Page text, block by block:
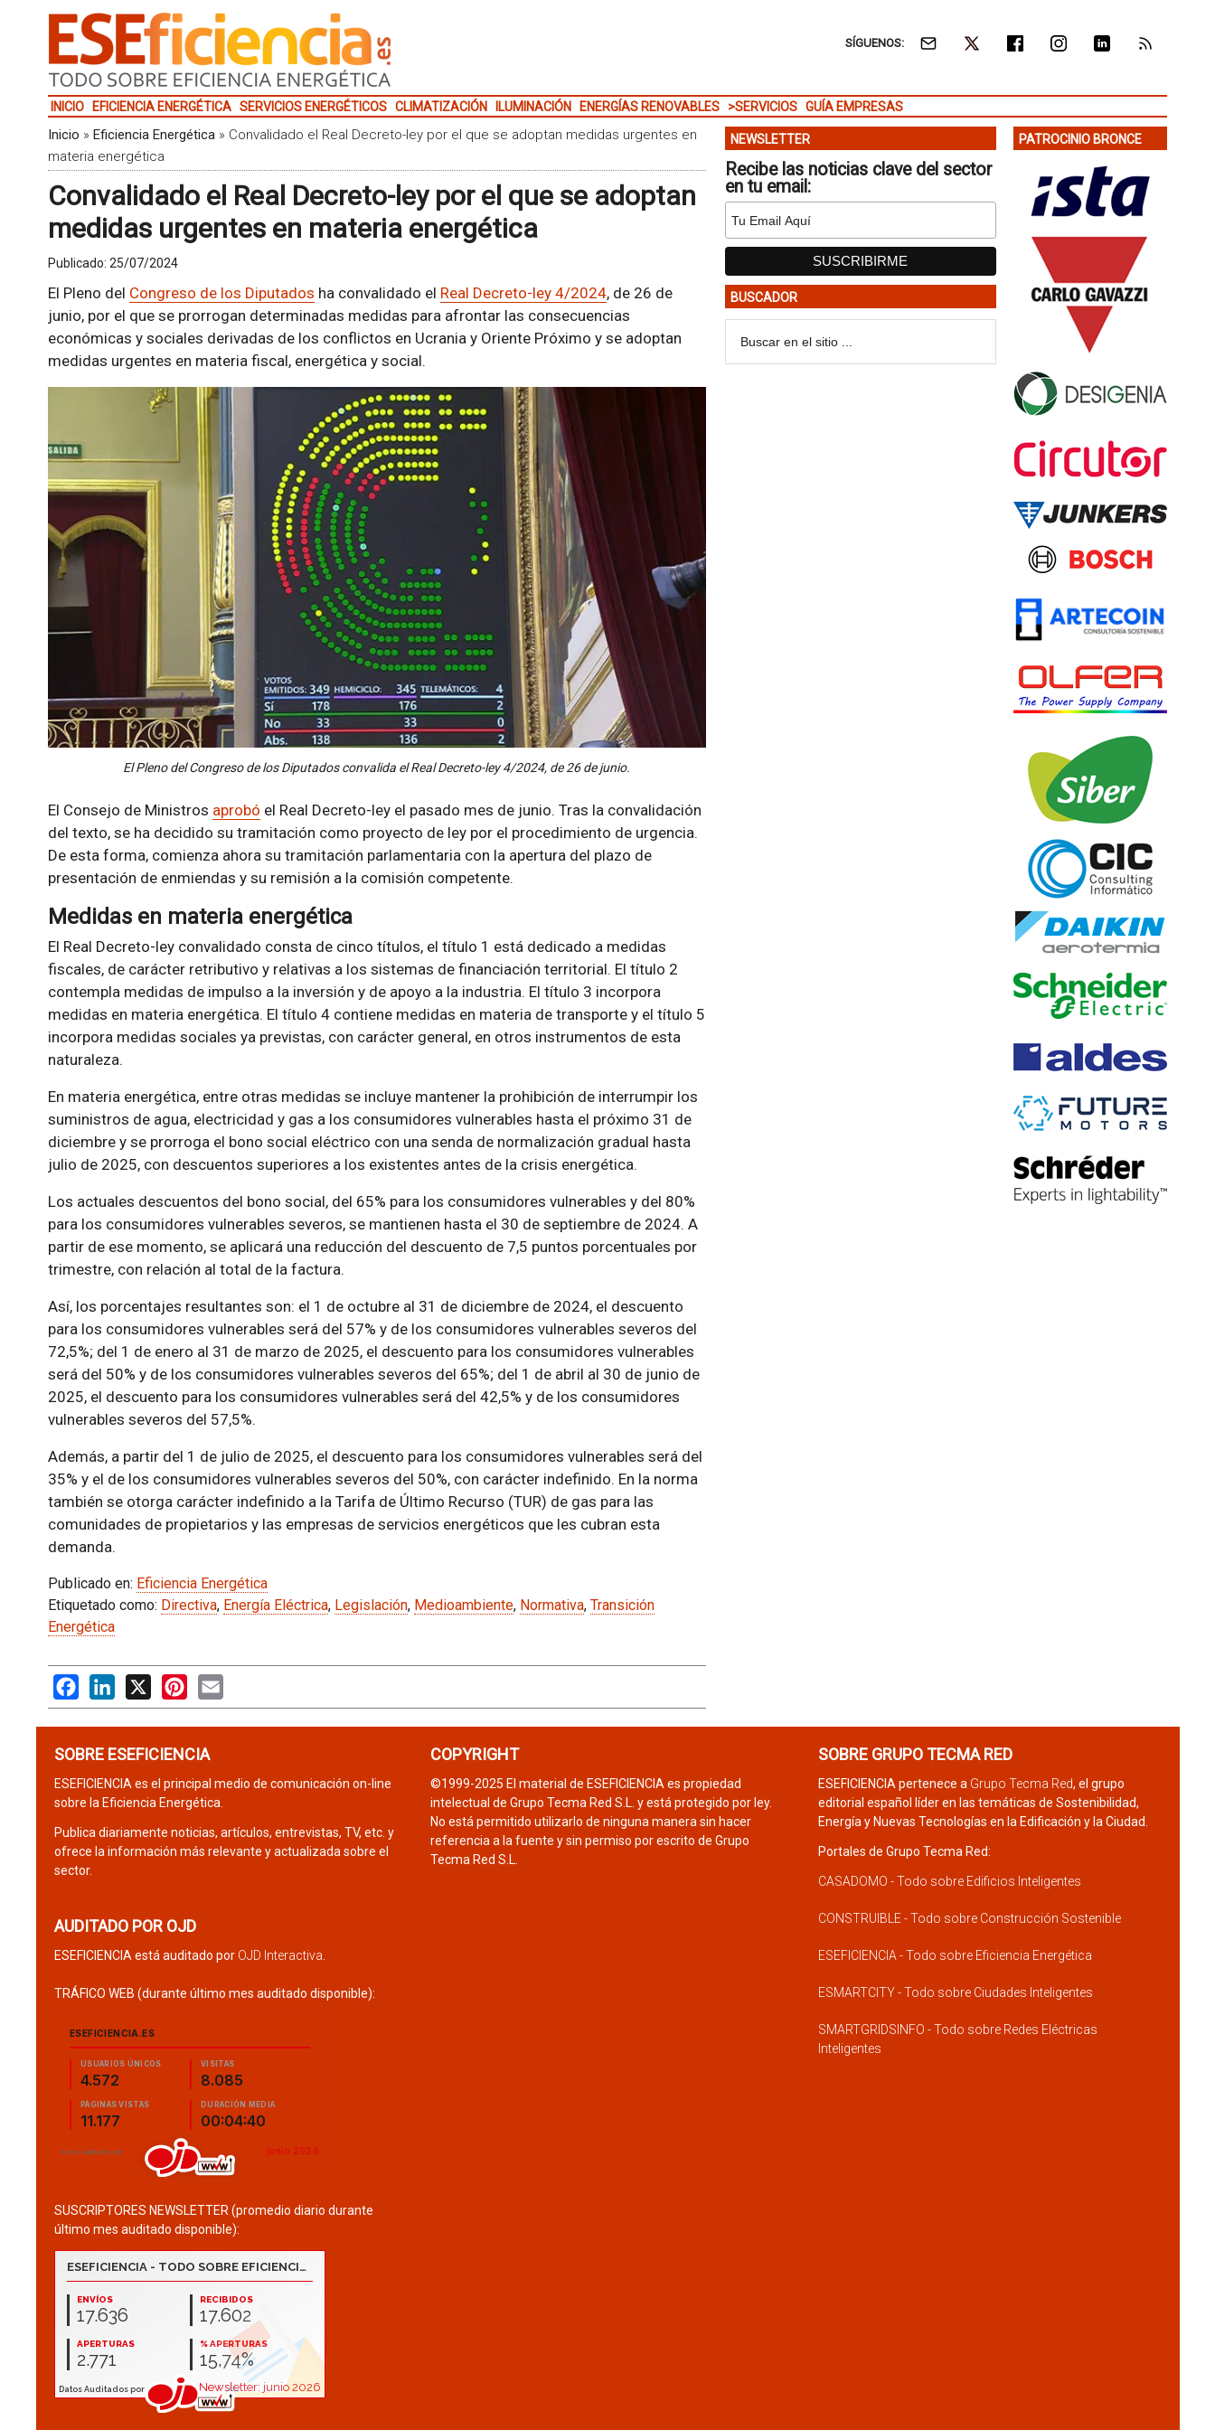
SÍGUENOS:
INICIO EFICIENCIA ENERGÉTICA SERVICIOS ENERGÉTICOS CLIMATIZACIÓN ILUMINACIÓN ENERGÍAS RENOVABLES >SERVICIOS GUÍA EMPRESAS
Inicio » Eficiencia Energética» Convalidado el Real Decreto-ley por el que se adoptan medidas urgentes en
materia energética
Convalidado el Real Decreto-ley por el que se adoptan
medidas urgentes en materia energética
Publicado: 25/07/2024
El Pleno del Congreso de los Diputados ha convalidado el Real Decreto-ley 4/2024, de 26 de
junio, por el que se prorrogan determinadas medidas para afrontar las consecuencias
económicas y sociales derivadas de los conflictos en Ucrania y Oriente Próximo y se adoptan
medidas urgentes en materia fiscal, energética y social.
El Pleno del Congreso de los Diputados convalida el Real Decreto-ley 4/2024, de 26 de junio.
El Consejo de Ministros aprobó el Real Decreto-ley el pasado mes de junio. Tras la convalidación
del texto, se ha decidido su tramitación como proyecto de ley por el procedimiento de urgencia.
De esta forma, comienza ahora su tramitación parlamentaria con la apertura del plazo de
presentación de enmiendas y su remisión a la comisión competente.
Medidas en materia energética
El Real Decreto-ley convalidado consta de cinco títulos, el título 1 está dedicado a medidas
fiscales, de carácter retributivo y relativas a los sistemas de financiación territorial. El título 2
contempla medidas de impulso a la inversión y de apoyo a la industria. El título 3 incorpora
medidas en materia energética. El título 4 contiene medidas en materia de transporte y el título 5
incorpora medidas sociales ya previstas, con carácter general, en otros instrumentos de esta
naturaleza.
En materia energética, entre otras medidas se incluye mantener la prohibición de interrumpir los
suministros de agua, electricidad y gas a los consumidores vulnerables hasta el próximo 31 de
diciembre y se prorroga el bono social eléctrico con una senda de normalización gradual hasta
julio de 2025, con descuentos superiores a los existentes antes de la crisis energética.
Los actuales descuentos del bono social, del 65% para los consumidores vulnerables y del 80%
para los consumidores vulnerables severos, se mantienen hasta el 30 de septiembre de 2024. A
partir de ese momento, se aplicará una reducción del descuento de 7,5 puntos porcentuales por
trimestre, con relación al total de la factura.
Así, los porcentajes resultantes son: el 1 de octubre al 31 de diciembre de 2024, el descuento
para los consumidores vulnerables será del 57% y de los consumidores vulnerables severos del
72,5%; del 1 de enero al 31 de marzo de 2025, el descuento para los consumidores vulnerables
será del 50% y de los consumidores vulnerables severos del 65%; del 1 de abril al 30 de junio de
2025, el descuento para los consumidores vulnerables será del 42,5% y de los consumidores
vulnerables severos del 57,5%.
Además, a partir del 1 de julio de 2025, el descuento para los consumidores vulnerables será del
35% y el de los consumidores vulnerables severos del 50%, con carácter indefinido. En la norma
también se otorga carácter indefinido a la Tarifa de Último Recurso (TUR) de gas para las
comunidades de propietarios y las empresas de servicios energéticos que les cubran esta
demanda.
Publicado en: Eficiencia Energética
Etiquetado como: Directiva, Energía Eléctrica, Legislación, Medioambiente, Normativa, Transición
Energética
FacebookLinkedIn Pinterest
NEWSLETTER
Recibe las noticias clave del sector
en tu email:
BUSCADOR
PATROCINIO BRONCE
SOBRE ESEFICIENCIA
ESEFICIENCIA es el principal medio de comunicación on-line
sobre la Eficiencia Energética.
Publica diariamente noticias, artículos, entrevistas, TV, etc. y
ofrece la información más relevante y actualizada sobre el
sector.
AUDITADO POR OJD
ESEFICIENCIA está auditado por OJD Interactiva.
TRÁFICO WEB (durante último mes auditado disponible):
SUSCRIPTORES NEWSLETTER (promedio diario durante
último mes auditado disponible):
COPYRIGHT
©1999-2025 El material de ESEFICIENCIA es propiedad
intelectual de Grupo Tecma Red S.L. y está protegido por ley.
No está permitido utilizarlo de ninguna manera sin hacer
referencia a la fuente y sin permiso por escrito de Grupo
Tecma Red S.L.
SOBRE GRUPO TECMA RED
ESEFICIENCIA pertenece a Grupo Tecma Red, el grupo
editorial español líder en las temáticas de Sostenibilidad,
Energía y Nuevas Tecnologías en la Edificación y la Ciudad.
Portales de Grupo Tecma Red:
CASADOMO - Todo sobre Edificios Inteligentes
CONSTRUIBLE - Todo sobre Construcción Sostenible
ESEFICIENCIA - Todo sobre Eficiencia Energética
ESMARTCITY - Todo sobre Ciudades Inteligentes
SMARTGRIDSINFO - Todo sobre Redes Eléctricas
Inteligentes